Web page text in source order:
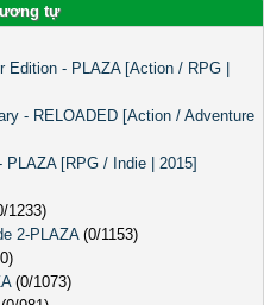
tự
Edition - PLAZA [Action / RPG |
- RELOADED [Action / Adventure
[RPG / Indie | 2015]
1233)
2-PLAZA(0/1153)
(0/1073)